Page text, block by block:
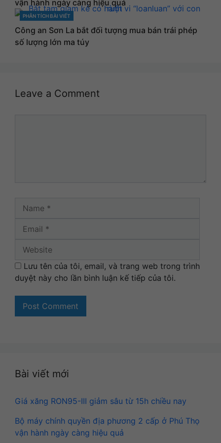
vận hành ngày càng hiệu quả
CATEGORIES
PHÂN TÍCH BÀI VIẾT
Công an Sơn La bắt đối tượng mua bán trái phép
số lượng lớn ma túy
Leave a Comment
Name
Lưu tên của tôi, email, và trang web trong trình
duyệt này cho lần bình luận kế tiếp của tôi.
Bài viết mới
Giá xăng RON95-III giảm sâu từ 15h chiều nay
Bộ máy chính quyền địa phương 2 cấp ở Phú Thọ
vận hành ngày càng hiệu quả